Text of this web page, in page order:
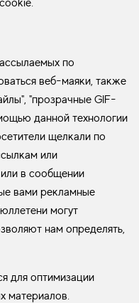
по
веб-маяки, также
"прозрачные GIF-
данной технологии
щелкали по
или
в сообщении
вами рекламные
могут
нам определять,
для оптимизации
материалов.